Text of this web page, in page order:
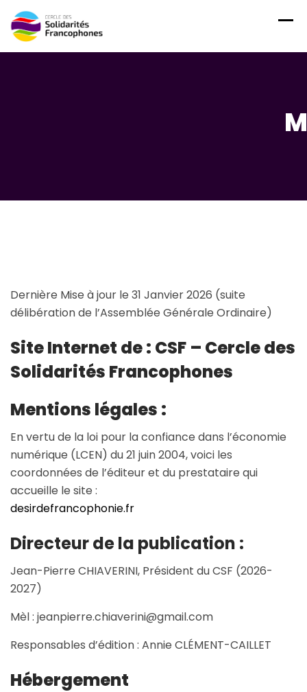
Skip
content
Dernière Mise à jour le 31 Janvier 2026 (suite
délibération de l’Assemblée Générale Ordinaire)
Site Internet de : CSF – Cercle des
Solidarités Francophones
Mentions légales :
En vertu de la loi pour la confiance dans l’économie
numérique (LCEN) du 21 juin 2004, voici les
coordonnées de l’éditeur et du prestataire qui
accueille le site :
desirdefrancophonie.fr
Directeur de la publication :
Jean-Pierre CHIAVERINI, Président du CSF (2026-
2027)
Mèl : jeanpierre.chiaverini@gmail.com
Responsables d’édition : Annie CLÉMENT-CAILLET
Hébergement